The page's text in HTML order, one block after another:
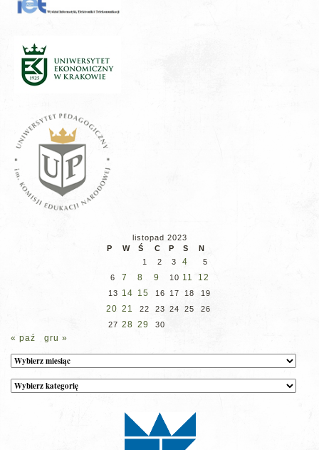
listopad 2023
P
W Ś C P S
N
1
2 3 4
5
6
7 8 9 10 11 12
13 14 15 16 17 18 19
20 21 22 23 24 25
26
27 28 29 30
« paź gru »
Archiwum
Kategorie
wpisów